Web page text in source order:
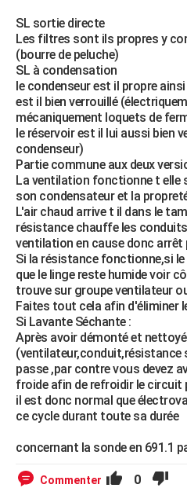
SL sortie directe
Les filtres sont ils propres y
(bourre de peluche)
SL à condensation
le condenseur est il propre
est il bien verrouillé
mécaniquement loquets de
le réservoir est il lui aussi bien
condenseur)
Partie commune aux deux
La ventilation fonctionne t elle
son condensateur et la
L'air chaud arrive t il dans le
résistance chauffe les
ventilation en cause donc arrêt
Si la résistance fonctionne,si
que le linge reste humide voir
trouve sur groupe ventilateur
Faites tout cela afin d'éliminer
Si Lavante Séchante :
Après avoir démonté et
(ventilateur,conduit,résistance
passe ,par contre vous devez
froide afin de refroidir le circuit
il est donc normal que
ce cycle durant toute sa durée
concernant la sonde en 691.1
Commenter 0